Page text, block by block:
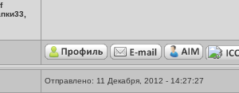
Отправлено: 11 Декабря, 2012 - 14:27:27